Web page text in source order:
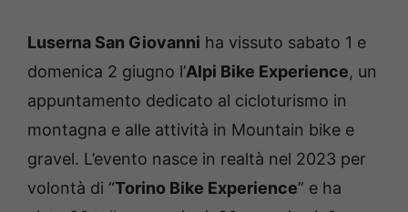
Luserna San Giovanni ha vissuto sabato 1 e
domenica 2 giugno l’Alpi Bike Experience, un
appuntamento dedicato al cicloturismo in
montagna e alle attività in Mountain bike e
gravel. L’evento nasce in realtà nel 2023 per
volontà di “Torino Bike Experience” e ha